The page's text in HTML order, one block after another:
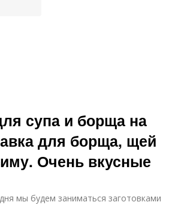
супа и борща на
для борща, щей
Очень вкусные
мы будем заниматься заготовками